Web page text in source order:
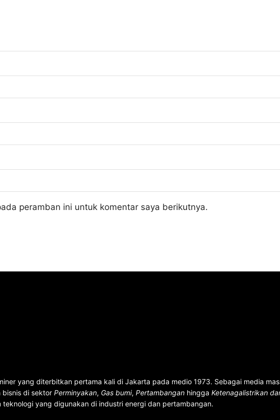
peramban ini untuk komentar saya berikutnya.
yang diterbitkan pertama kali di Jakarta pada medio 1973. Sebagai media
bisnis di sektor Perminyakan, Gas bumi, Pertambangan hingga Ketenagalistrikan
yang digunakan di industri energi dan pertambangan.